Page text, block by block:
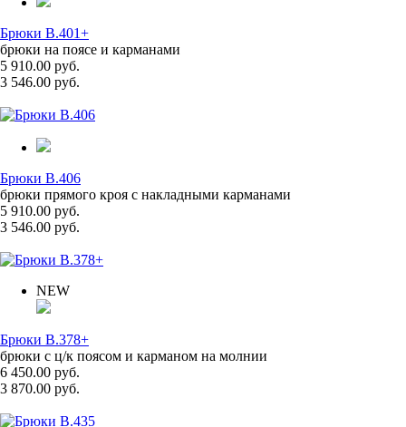
Брюки B.401+
брюки на поясе и карманами
5 910.00 руб.
3 546.00 руб.
Брюки B.406
брюки прямого кроя с накладными карманами
5 910.00 руб.
3 546.00 руб.
NEW
Брюки B.378+
брюки с ц/к поясом и карманом на молнии
6 450.00 руб.
3 870.00 руб.